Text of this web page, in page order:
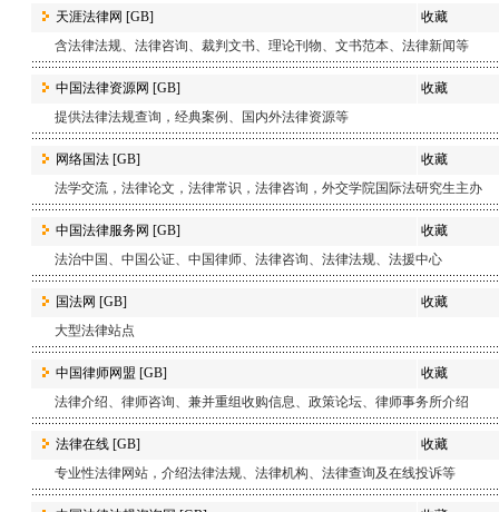
天涯法律网 [GB]
收藏
含法律法规、法律咨询、裁判文书、理论刊物、文书范本、法律新闻等
中国法律资源网 [GB]
收藏
提供法律法规查询，经典案例、国内外法律资源等
网络国法 [GB]
收藏
法学交流，法律论文，法律常识，法律咨询，外交学院国际法研究生主办
中国法律服务网 [GB]
收藏
法治中国、中国公证、中国律师、法律咨询、法律法规、法援中心
国法网 [GB]
收藏
大型法律站点
中国律师网盟 [GB]
收藏
法律介绍、律师咨询、兼并重组收购信息、政策论坛、律师事务所介绍
法律在线 [GB]
收藏
专业性法律网站，介绍法律法规、法律机构、法律查询及在线投诉等